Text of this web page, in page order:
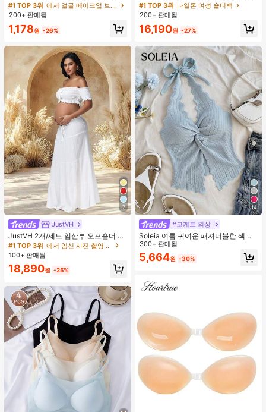
메이크업 브러시, 1개 눈물 모양 메이
크업 스펀지, 1개 둥근 쿠션 파우더 브
러시, 1개 삼각형 메이크업 스펀지가
포함되어 있습니다 - 클래식 세트. 부
드럽고 피부 친화적인 합성 모로 만들
어졌습니다. 여성과 소녀에게 완벽하
며, 가을과 겨울에 이상적입니다.
#1 TOP 3위
에서 얼굴 메이크업 브러시 세트
200+ 판매됨
1,178원 -26%
7
JustVH
JustVH 2개/세트 임산부 오프숄더 러
플 헴 크롭 탑과 플로잉 맥시 스커트
세트, 사진 촬영과 비치웨어에 적합한
봄 화이트 가을
#1 TOP 3위
에서 임신 사진 촬영용 의상
100+ 판매됨
18,890원 -25%
숄더백, 작은 메이크업 백 포함, 펜던
트 미포함, 가벼운 일상 핸드백 (펜던
트 미포함)
#1 TOP 3위 나일론 여성 숄더백
200+ 판매됨
16,190원 -27%
14
#코케트 의상
Soleia 여름 귀여운 패셔너블한 섹시
한 홀터 타이 트위스트 오픈 백 탑
300+ 판매됨
5,664원 -30%